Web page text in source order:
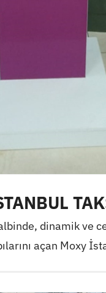
dinamik ve
açan Moxy